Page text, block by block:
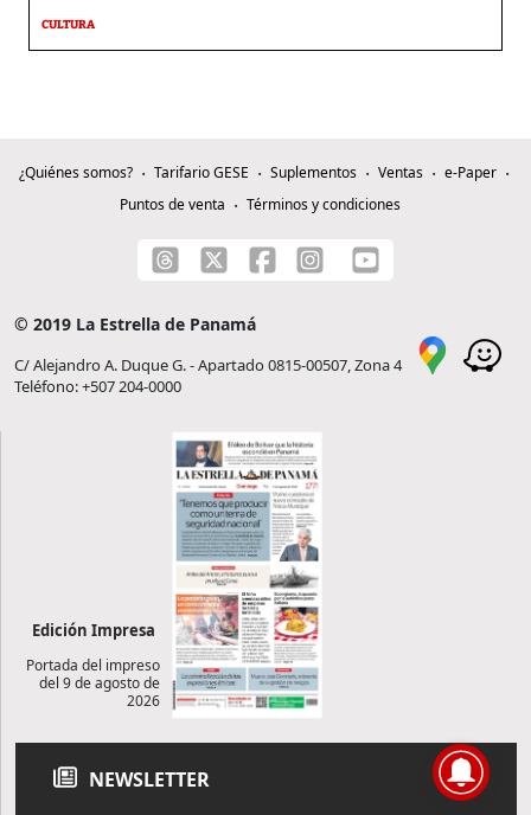
CULTURA
¿Quiénes somos? Tarifario GESE Suplementos Ventas
e-Paper
Puntos de venta
Términos y condiciones
© 2019 La Estrella de Panamá
C/ Alejandro A. Duque G. - Apartado 0815-00507, Zona 4
Teléfono: +507 204-0000
Edición Impresa
Portada del impreso
del 9 de agosto de
2026
NEWSLETTER